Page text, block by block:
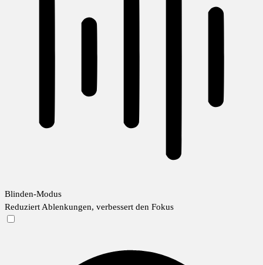
Blinden-Modus
Reduziert Ablenkungen, verbessert den Fokus